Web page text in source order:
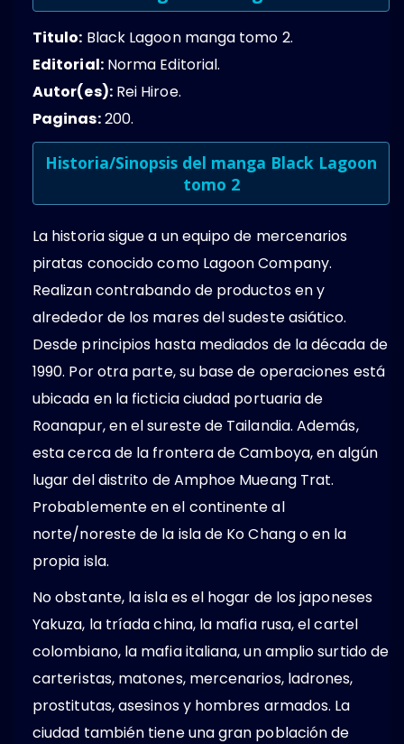
Titulo: Black Lagoon manga tomo 2.
Editorial:Norma Editorial.
Autor(es):Rei Hiroe.
Paginas:200.
Historia/Sinopsis del manga Black Lagoon
tomo 2
La historia sigue a un equipo de mercenarios
piratas conocido como Lagoon Company.
Realizan contrabando de productos en y
alrededor de los mares del sudeste asiático.
Desde principios hasta mediados de la década de
1990. Por otra parte, su base de operaciones está
ubicada en la ficticia ciudad portuaria de
Roanapur, en el sureste de Tailandia. Además,
esta cerca de la frontera de Camboya, en algún
lugar del distrito de Amphoe Mueang Trat.
Probablemente en el continente al
norte/noreste de la isla de Ko Chang o en la
propia isla.
No obstante, la isla es el hogar de los japoneses
Yakuza, la tríada china, la mafia rusa, el cartel
colombiano, la mafia italiana, un amplio surtido de
carteristas, matones, mercenarios, ladrones,
prostitutas, asesinos y hombres armados. La
ciudad también tiene una gran población de